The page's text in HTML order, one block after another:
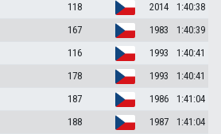
118 2014
1:40:38
167 1983
1:40:39
116 1993
1:40:41
178 1993
1:40:41
187 1986
1:41:04
188 1987
1:41:04